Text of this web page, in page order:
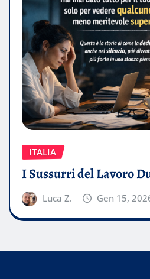
ITALIA
I Sussurri del Lavoro
Luca Z. Gen 15,